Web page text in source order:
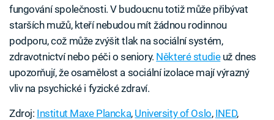
fungování společnosti. V budoucnu totiž může přibývat
starších mužů, kteří nebudou mít žádnou rodinnou
podporu, což může zvýšit tlak na sociální systém,
zdravotnictví nebo péči o seniory. Některé studieuž dnes
upozorňují, že osamělost a sociální izolace mají výrazný
vliv na psychické i fyzické zdraví.
Zdroj: Institut Maxe Plancka, University of Oslo, INED,